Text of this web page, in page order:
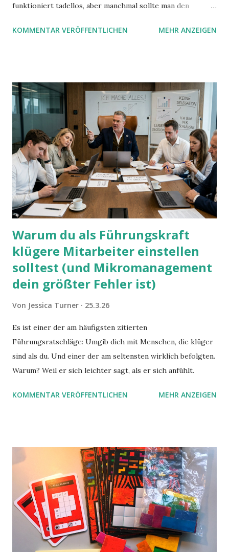
funktioniert tadellos, aber manchmal sollte man den
mit UND oder ODER oder NICHT... Das geht so einfach,
KOMMENTAR VERÖFFENTLICHEN MEHR ANZEIGEN
Warum du als Führungskraft
klügere Mitarbeiter einstellen
solltest (und Mikromanagement
dein größter Fehler ist)
Von Jessica Turner 25.3.26
Es ist einer der am häufigsten zitierten
Führungsratschläge: Umgib dich mit Menschen, die klüger
sind als du. Und einer der am seltensten wirklich befolgten.
Warum? Weil er sich leichter sagt, als er sich anfühlt.
KOMMENTAR VERÖFFENTLICHEN MEHR ANZEIGEN